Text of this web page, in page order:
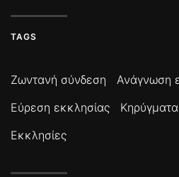
TAGS
Ζωντανή σύνδεση Ανάγνωση
Εύρεση εκκλησίας
Εκκλησίες